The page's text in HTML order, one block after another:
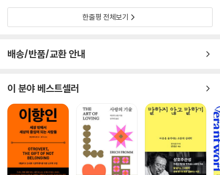
한줄평 전체보기
배송/반품/교환 안내
이 분야 베스트셀러